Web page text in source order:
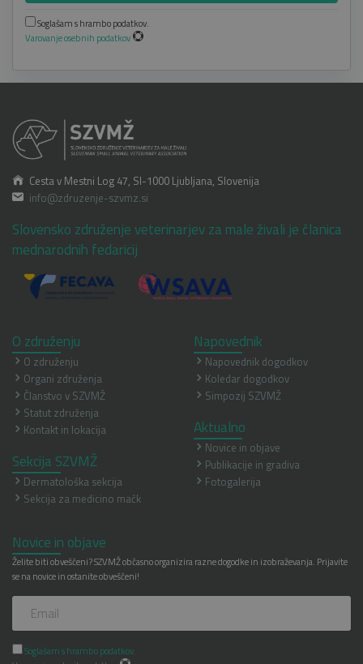
Soglašam s hrambo podatkov.
Varovanje osebnih podatkov
Cesta v Mestni Log 47, SI-1000 Ljubljana, Slovenija
info@zdruzenje-szvmz.si
Slovensko združenje veterinarjev za male živali je članica
mednarodnih fedaricij
O združenju
O združenju
Organi združenja
Članstvo v SZVMŽ
Statut združenja
Kontakt in lokacija
Sekcija SZVMŽ
Dermatološka sekcija
Sekcija za medicino mačk
Napovednik
Napovednik dogodkov
Koledar dogodkov
Simpozij SZVMŽ
Aktualno
Novice in objave
Publikacije in gradiva
Fotogalerija
Novice in objave
Želite biti obveščeni? SZVMŽ občasno organizira razne dogodke in izobraževanja. Prijavite
se na novice in ostanite obveščeni!
Soglašam s hrambo podatkov.